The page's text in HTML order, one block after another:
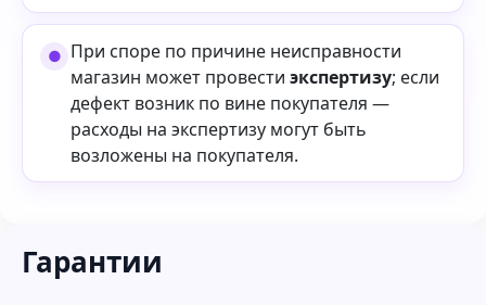
При споре по причине неисправности
магазин может провести экспертизу; если
дефект возник по вине покупателя —
расходы на экспертизу могут быть
возложены на покупателя.
Гарантии